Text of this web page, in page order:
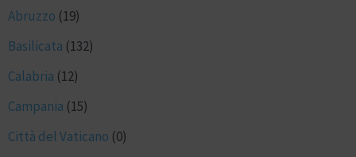
Abruzzo (19)
Basilicata (132)
Calabria (12)
Campania (15)
Città del Vaticano (0)